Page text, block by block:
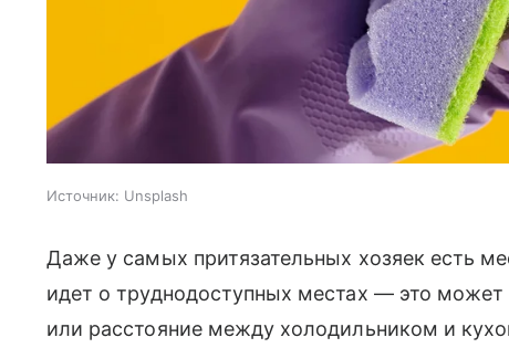
Источник: Unsplash
Даже у самых притязательных хозяек есть
идет о труднодоступных местах — это
или расстояние между холодильником и